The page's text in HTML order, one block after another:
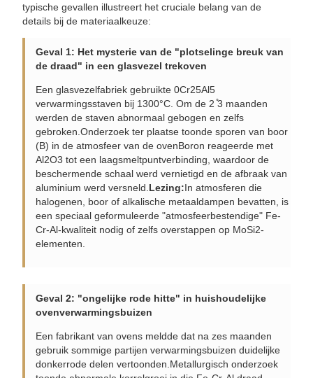
typische gevallen illustreert het cruciale belang van de
details bij de materiaalkeuze:
Geval 1: Het mysterie van de "plotselinge breuk van
de draad" in een glasvezel trekoven
Een glasvezelfabriek gebruikte 0Cr25Al5
verwarmingsstaven bij 1300°C. Om de 2 ̊3 maanden
werden de staven abnormaal gebogen en zelfs
gebroken.Onderzoek ter plaatse toonde sporen van boor
(B) in de atmosfeer van de ovenBoron reageerde met
Al2O3 tot een laagsmeltpuntverbinding, waardoor de
beschermende schaal werd vernietigd en de afbraak van
aluminium werd versneld. Lezing:In atmosferen die
halogenen, boor of alkalische metaaldampen bevatten, is
een speciaal geformuleerde "atmosfeerbestendige" Fe-
Cr-Al-kwaliteit nodig of zelfs overstappen op MoSi2-
elementen.
Geval 2: "ongelijke rode hitte" in huishoudelijke
ovenverwarmingsbuizen
Een fabrikant van ovens meldde dat na zes maanden
gebruik sommige partijen verwarmingsbuizen duidelijke
donkerrode delen vertoonden.Metallurgisch onderzoek